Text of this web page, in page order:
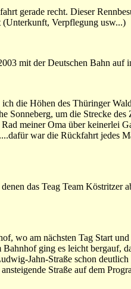
gerade recht. Dieser
Verpflegung usw...)
mit der Deutschen Bahn auf
die Höhen des Thüringer
Sonneberg, um die Strecke
meiner Oma über keinerlei
war die Rückfahrt jedes
das Teag Team Köstritzer
wo am nächsten Tag Start
ging es leicht bergauf,
Jahn-Straße schon
Straße auf dem